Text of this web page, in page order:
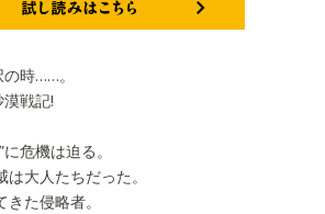
時……。
漠戦記!
危機は迫る。
大人たちだった。
た侵略者。